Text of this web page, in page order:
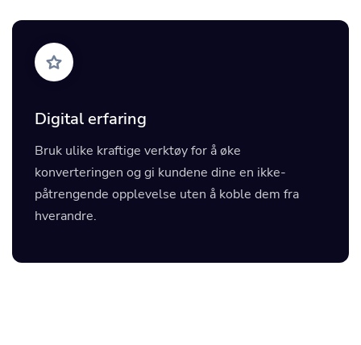
Digital erfaring
Bruk ulike kraftige verktøy for å øke
konverteringen og gi kundene dine en ikke-
påtrengende opplevelse uten å koble dem fra
hverandre.